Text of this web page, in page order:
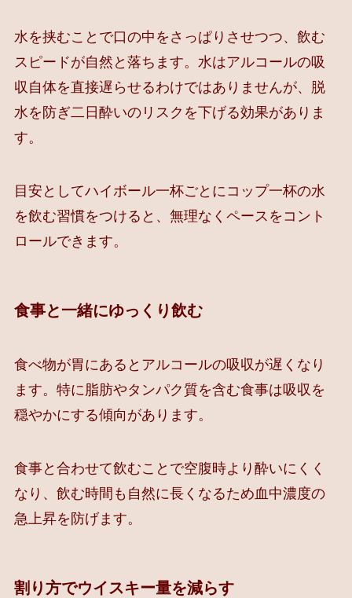
水を挟むことで口の中をさっぱりさせつつ、飲む
スピードが自然と落ちます。水はアルコールの吸
収自体を直接遅らせるわけではありませんが、脱
水を防ぎ二日酔いのリスクを下げる効果がありま
す。
目安としてハイボール一杯ごとにコップ一杯の水
を飲む習慣をつけると、無理なくペースをコント
ロールできます。
食事と一緒にゆっくり飲む
食べ物が胃にあるとアルコールの吸収が遅くなり
ます。特に脂肪やタンパク質を含む食事は吸収を
穏やかにする傾向があります。
食事と合わせて飲むことで空腹時より酔いにくく
なり、飲む時間も自然に長くなるため血中濃度の
急上昇を防げます。
割り方でウイスキー量を減らす